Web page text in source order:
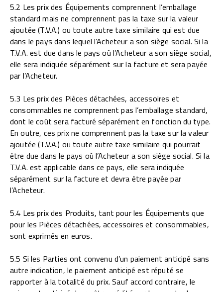
5.2 Les prix des Équipements comprennent l’emballage
standard mais ne comprennent pas la taxe sur la valeur
ajoutée (T.V.A.) ou toute autre taxe similaire qui est due
dans le pays dans lequel l’Acheteur a son siège social. Si la
T.V.A. est due dans le pays où l’Acheteur a son siège social,
elle sera indiquée séparément sur la facture et sera payée
par l’Acheteur.
5.3 Les prix des Pièces détachées, accessoires et
consommables ne comprennent pas l’emballage standard,
dont le coût sera facturé séparément en fonction du type.
En outre, ces prix ne comprennent pas la taxe sur la valeur
ajoutée (T.V.A.) ou toute autre taxe similaire qui pourrait
être due dans le pays où l’Acheteur a son siège social. Si la
T.V.A. est applicable dans ce pays, elle sera indiquée
séparément sur la facture et devra être payée par
l’Acheteur.
5.4 Les prix des Produits, tant pour les Équipements que
pour les Pièces détachées, accessoires et consommables,
sont exprimés en euros.
5.5 Si les Parties ont convenu d’un paiement anticipé sans
autre indication, le paiement anticipé est réputé se
rapporter à la totalité du prix. Sauf accord contraire, le